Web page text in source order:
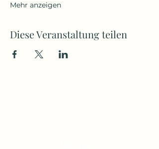
Mehr anzeigen
Diese Veranstaltung teilen